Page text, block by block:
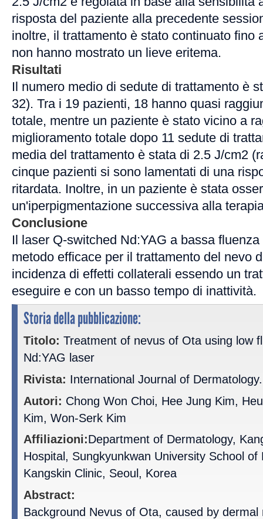
risposta del paziente alla precedente
inoltre, il trattamento è stato continuato fino
non hanno mostrato un lieve eritema.
Risultati
Il numero medio di sedute di trattamento è
32). Tra i 19 pazienti, 18 hanno quasi
totale, mentre un paziente è stato vicino a
miglioramento totale dopo 11 sedute di
media del trattamento è stata di 2.5 J/cm2
cinque pazienti si sono lamentati di una
ritardata. Inoltre, in un paziente è stata
un'iperpigmentazione successiva alla
Conclusione
Il laser Q-switched Nd:YAG a bassa
metodo efficace per il trattamento del nevo
incidenza di effetti collaterali essendo un
eseguire e con un basso tempo di inattività.
Storia della pubblicazione:
Titolo: Treatment of nevus of Ota using low
Nd:YAG laser
Rivista: International Journal of
Autori: Chong Won Choi, Hee Jung Kim,
Kim, Won-Serk Kim
Affiliazioni:Department of Dermatology,
Hospital, Sungkyunkwan University School
Kangskin Clinic, Seoul, Korea
Abstract:
Background Nevus of Ota, caused by dermal